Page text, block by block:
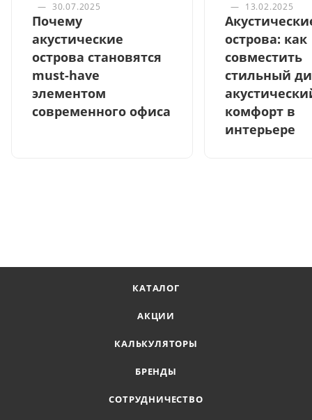
— 30.07.2025
Почему
акустические
острова становятся
must-have
элементом
современного офиса
— 13.02.2025
острова: как
совместить
стильный
комфорт в
интерьере
КАТАЛОГ
АКЦИИ
КАЛЬКУЛЯТОРЫ
БРЕНДЫ
СОТРУДНИЧЕСТВО